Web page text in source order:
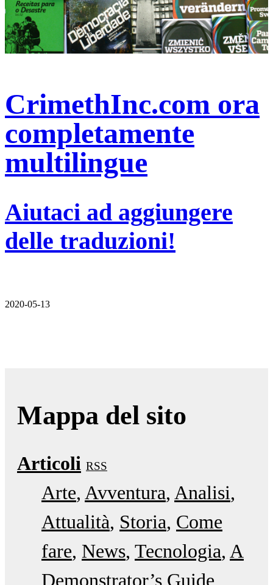
CrimethInc.com ora
completamente
multilingue
Aiutaci ad aggiungere
delle traduzioni!
2020-05-13
Mappa del sito
Articoli RSS
Arte Avventura Analisi
Attualità Storia Come
fare News Tecnologia A
Demonstrator’s Guide